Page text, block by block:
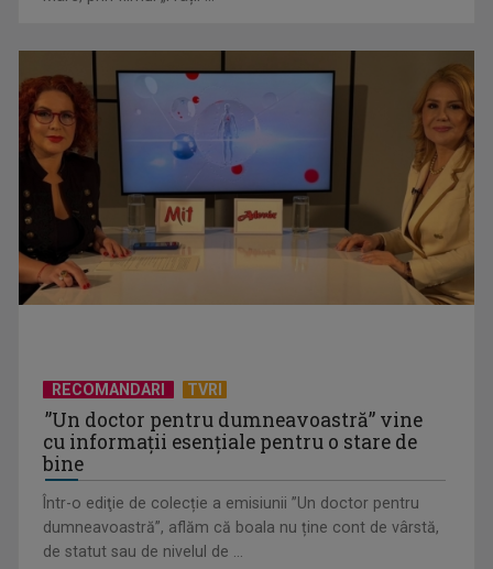
CONCACAF respinge planul FIFA de privatizare parțială a
activităților comerciale
EVENIMENT ESTIVAL - Taberele ARC – Acolo unde începe
ACASĂ
RECOMANDARI TVRI
”Un doctor pentru dumneavoastră” vine
cu informații esențiale pentru o stare de
bine
Într-o ediţie de colecție a emisiunii ”Un doctor pentru
dumneavoastră”, aflăm că boala nu ține cont de vârstă,
de statut sau de nivelul de ...